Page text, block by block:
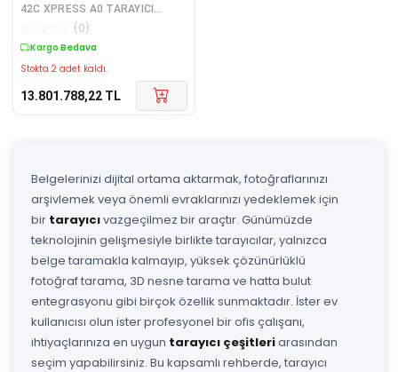
42C XPRESS A0 TARAYICI
KOPYALAMA SADECE TARAYICI
(0)
Kargo Bedava
Stokta 2 adet kaldı.
13.801.788,22 TL
Belgelerinizi dijital ortama aktarmak, fotoğraflarınızı
arşivlemek veya önemli evraklarınızı yedeklemek için
bir tarayıcıvazgeçilmez bir araçtır. Günümüzde
teknolojinin gelişmesiyle birlikte tarayıcılar, yalnızca
belge taramakla kalmayıp, yüksek çözünürlüklü
fotoğraf tarama, 3D nesne tarama ve hatta bulut
entegrasyonu gibi birçok özellik sunmaktadır. İster ev
kullanıcısı olun ister profesyonel bir ofis çalışanı,
ihtiyaçlarınıza en uygun tarayıcı çeşitleriarasından
seçim yapabilirsiniz. Bu kapsamlı rehberde, tarayıcı